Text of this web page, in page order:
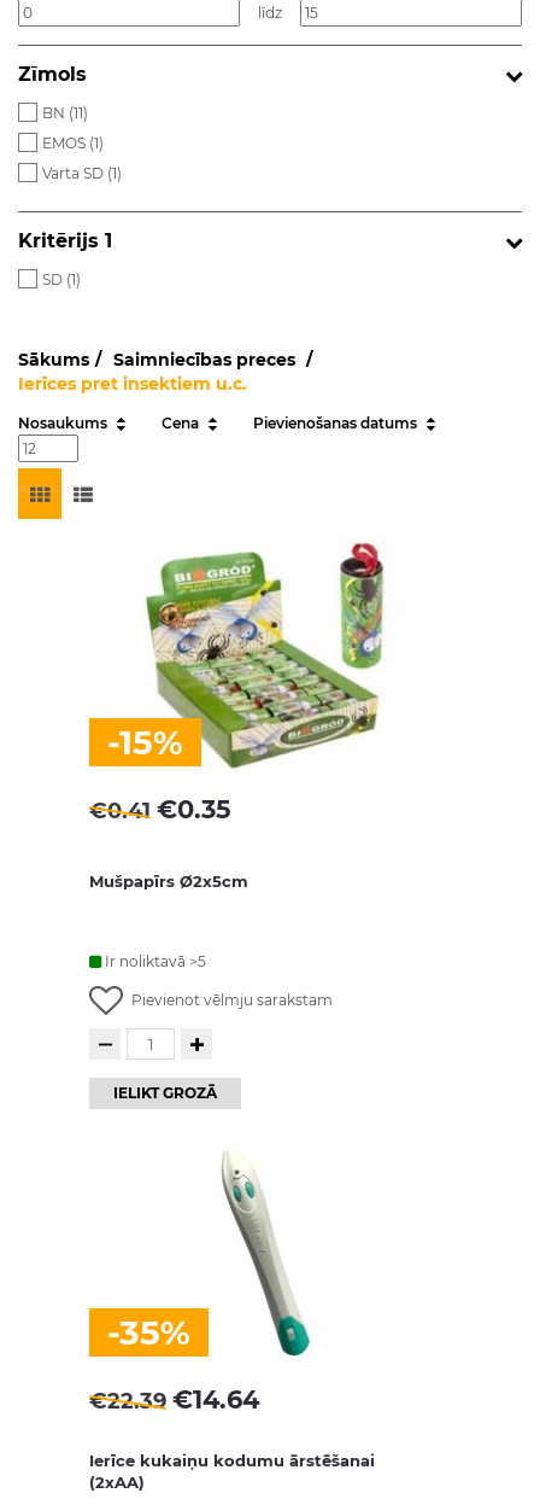
līdz
Zīmols
BN (11)
EMOS (1)
Varta SD (1)
Kritērijs 1
SD (1)
Sākums
Saimniecības preces
Ierīces pret insektiem u.c.
Nosaukums Cena Pievienošanas datums
-15%
€0.41 €0.35
Mušpapīrs Ø2x5cm
Ir noliktavā >5
Pievienot vēlmju sarakstam
IELIKT GROZĀ
-35%
€22.39 €14.64
Ierīce kukaiņu kodumu ārstēšanai
(2xAA)